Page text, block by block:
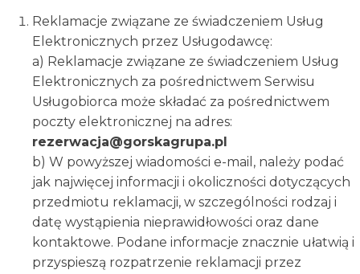
Reklamacje związane ze świadczeniem Usług
Elektronicznych przez Usługodawcę:
a) Reklamacje związane ze świadczeniem Usług
Elektronicznych za pośrednictwem Serwisu
Usługobiorca może składać za pośrednictwem
poczty elektronicznej na adres:
rezerwacja@gorskagrupa.pl
b) W powyższej wiadomości e-mail, należy podać
jak najwięcej informacji i okoliczności dotyczących
przedmiotu reklamacji, w szczególności rodzaj i
datę wystąpienia nieprawidłowości oraz dane
kontaktowe. Podane informacje znacznie ułatwią i
przyspieszą rozpatrzenie reklamacji przez